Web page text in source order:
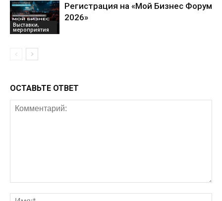
Выставки,
мероприятия
Регистрация на «Мой Бизнес Форум
2026»
ОСТАВЬТЕ ОТВЕТ